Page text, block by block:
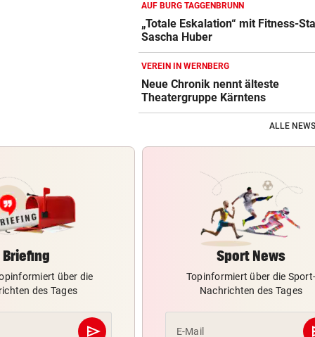
AUF BURG TAGGENBRUNN
„Totale Eskalation“ mit Fitness-
Sascha Huber
VEREIN IN WERNBERG
Neue Chronik nennt älteste
Theatergruppe Kärntens
ALLE
Briefing
über die
des Tages
send
Sport News
Topinformiert über die Sport-
Nachrichten des Tages
E-Mail